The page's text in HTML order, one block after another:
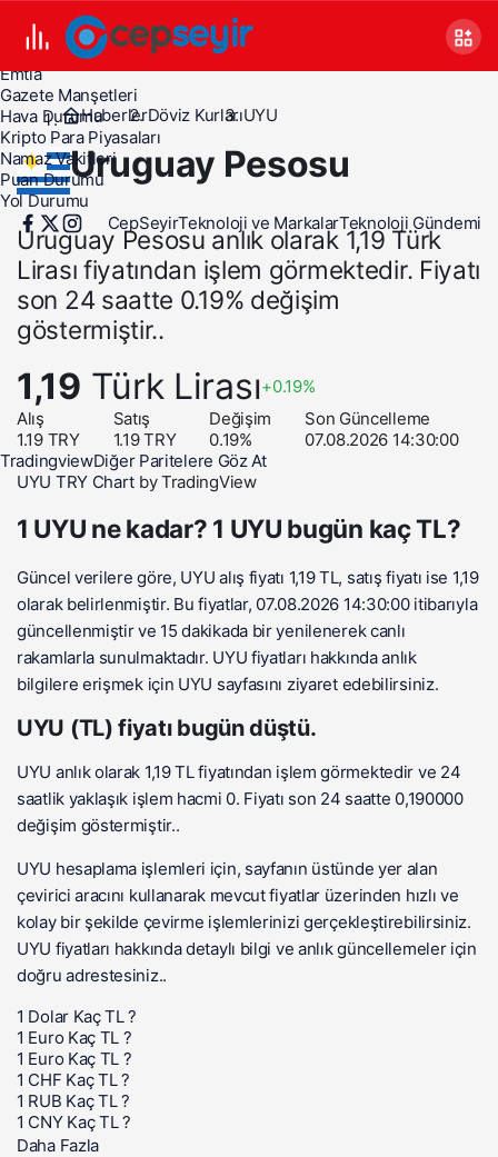
Covid 19
Döviz Kurları
Emtia
Gazete Manşetleri
Hava Durumu
Kripto Para Piyasaları
Namaz Vakitleri
Puan Durumu
Yol Durumu
CepSeyirTeknoloji ve MarkalarTeknoloji Gündemi
HaberlerDöviz KurlarıUYU
Uruguay Pesosu
Uruguay Pesosu anlık olarak 1,19 Türk
Lirası fiyatından işlem görmektedir. Fiyatı
son 24 saatte 0.19% değişim
göstermiştir..
1,19 Türk Lirası+0.19%
Alış
1.19 TRY
Satış
1.19TRY
Değişim
0.19%
Son Güncelleme
07.08.2026 14:30:00
TradingviewDiğer Paritelere Göz At
UYU TRY Chart by TradingView
1 UYU ne kadar? 1 UYU bugün kaç TL?
Güncel verilere göre, UYU alış fiyatı 1,19 TL, satış fiyatı ise 1,19
olarak belirlenmiştir. Bu fiyatlar, 07.08.2026 14:30:00 itibarıyla
güncellenmiştir ve 15 dakikada bir yenilenerek canlı
rakamlarla sunulmaktadır. UYU fiyatları hakkında anlık
bilgilere erişmek için UYU sayfasını ziyaret edebilirsiniz.
UYU (TL) fiyatı bugün düştü.
UYU anlık olarak 1,19 TL fiyatından işlem görmektedir ve 24
saatlik yaklaşık işlem hacmi 0. Fiyatı son 24 saatte 0,190000
değişim göstermiştir..
UYU hesaplama işlemleri için, sayfanın üstünde yer alan
çevirici aracını kullanarak mevcut fiyatlar üzerinden hızlı ve
kolay bir şekilde çevirme işlemlerinizi gerçekleştirebilirsiniz.
UYU fiyatları hakkında detaylı bilgi ve anlık güncellemeler için
doğru adrestesiniz..
1 Dolar Kaç TL ?
1 Euro Kaç TL ?
1 Euro Kaç TL ?
1 CHF Kaç TL ?
1 RUB Kaç TL ?
1 CNY Kaç TL ?
Daha Fazla